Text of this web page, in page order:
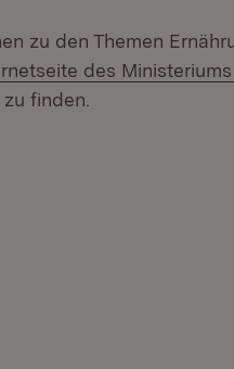
zu den Themen
des
zu finden.